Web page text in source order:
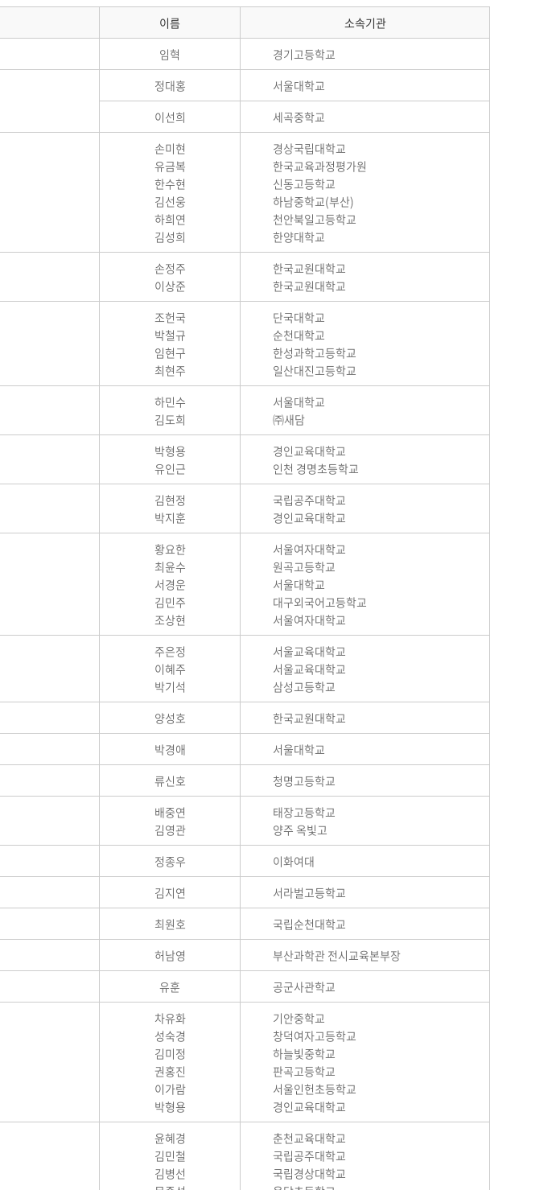
이름
소속기관
임혁 경기고등학교
정대홍
서울대학교
이선희
세곡중학교
손미현
유금복
한수현
김선웅
하희연
김성희
경상국립대학교
한국교육과정평가원
신동고등학교
하남중학교(부산)
천안북일고등학교
한양대학교
손정주
이상준
한국교원대학교
한국교원대학교
조헌국
박철규
임현구
최현주
단국대학교
순천대학교
한성과학고등학교
일산대진고등학교
하민수
김도희
서울대학교
㈜새담
박형용
유인근
경인교육대학교
인천 경명초등학교
김현정
박지훈
국립공주대학교
경인교육대학교
황요한
최윤수
서경운
김민주
조상현
서울여자대학교
원곡고등학교
서울대학교
대구외국어고등학교
서울여자대학교
주은정
이혜주
박기석
서울교육대학교
서울교육대학교
삼성고등학교
양성호
한국교원대학교
박경애
서울대학교
류신호
청명고등학교
배중연
김영관
태장고등학교
양주 옥빛고
정종우
이화여대
김지연
서라벌고등학교
최원호
국립순천대학교
허남영
부산과학관 전시교육본부장
유훈
공군사관학교
차유화
성숙경
김미정
권홍진
이가람
박형용
기안중학교
창덕여자고등학교
하늘빛중학교
판곡고등학교
서울인헌초등학교
경인교육대학교
윤혜경
김민철
김병선
춘천교육대학교
국립공주대학교
국립경상대학교